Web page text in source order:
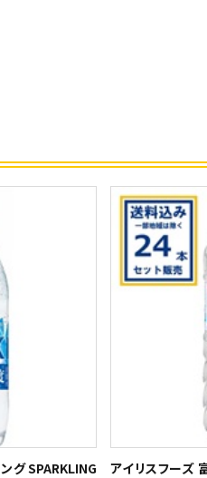
グ SPARKLING
アイリスフー